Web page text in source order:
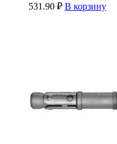
531.90 ₽ В корзину